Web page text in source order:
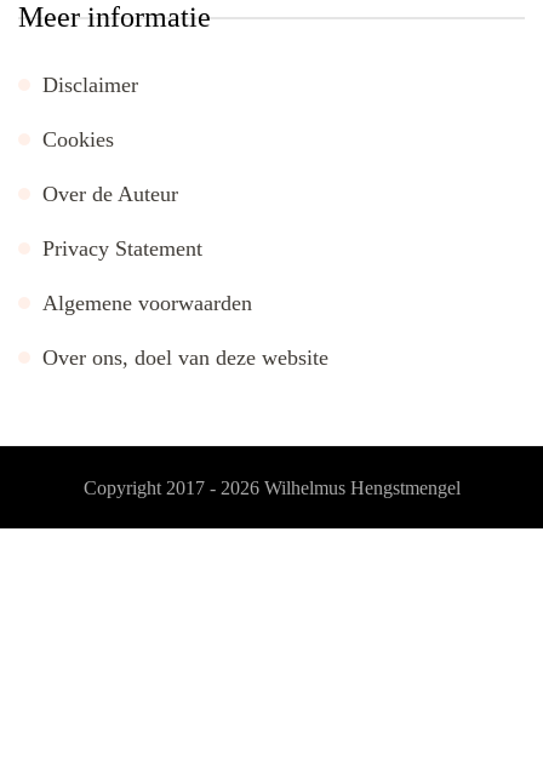
Meer informatie
Disclaimer
Cookies
Over de Auteur
Privacy Statement
Algemene voorwaarden
Over ons, doel van deze website
Copyright 2017 - 2026 Wilhelmus Hengstmengel